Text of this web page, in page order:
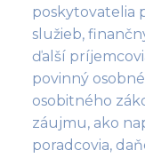
poskytovatelia
služieb,
ďalší
povinný
osobitného
záujmu, ako
poradcovia,